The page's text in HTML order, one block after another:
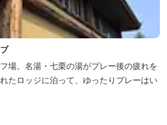
場。名湯・七栗の湯がプレー後の疲れを
たロッジに泊って、ゆったりプレーはい